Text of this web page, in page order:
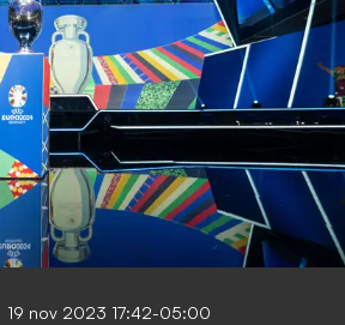
19 nov 2023 17:42-05:00